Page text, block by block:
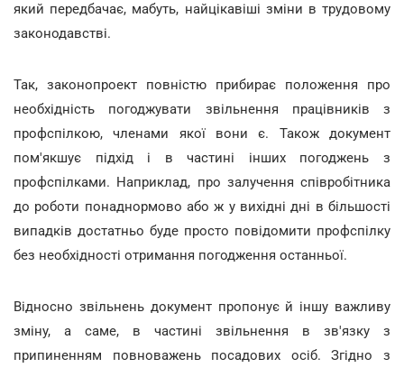
який передбачає, мабуть, найцікавіші зміни в трудовому
законодавстві.
Так, законопроект повністю прибирає положення про
необхідність погоджувати звільнення працівників з
профспілкою, членами якої вони є. Також документ
пом'якшує підхід і в частині інших погоджень з
профспілками. Наприклад, про залучення співробітника
до роботи понаднормово або ж у вихідні дні в більшості
випадків достатньо буде просто повідомити профспілку
без необхідності отримання погодження останньої.
Відносно звільнень документ пропонує й іншу важливу
зміну, а саме, в частині звільнення в зв'язку з
припиненням повноважень посадових осіб. Згідно з